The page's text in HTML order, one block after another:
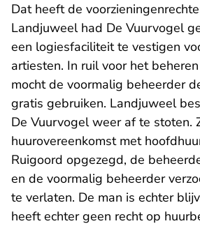
Dat heeft de
Landjuweel had De Vuurvogel
een logiesfaciliteit te vestigen
artiesten. In ruil voor het
mocht de voormalig beheerder
gratis gebruiken. Landjuweel
De Vuurvogel weer af te stoten.
huurovereenkomst met
Ruigoord opgezegd, de
en de voormalig beheerder
te verlaten. De man is echter
heeft echter geen recht op